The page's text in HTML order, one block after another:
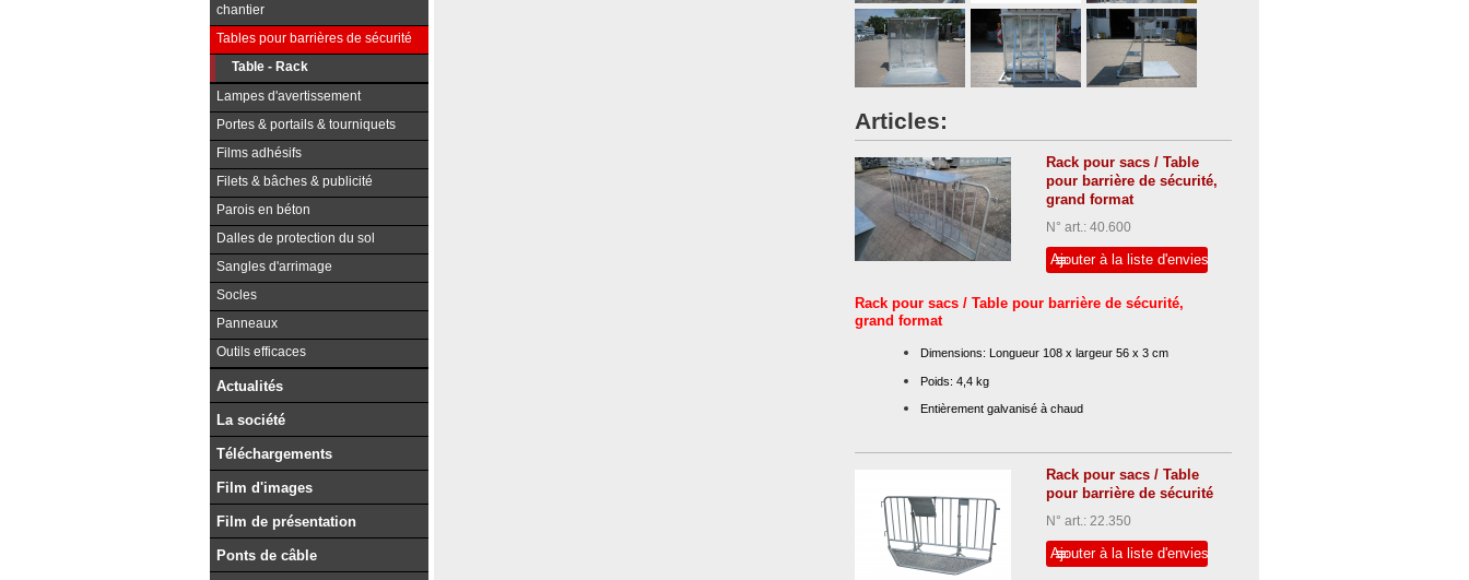
chantier
Tables pour barrières de sécurité
Table - Rack
Lampes d'avertissement
Portes & portails & tourniquets
Films adhésifs
Filets & bâches & publicité
Parois en béton
Dalles de protection du sol
Sangles d'arrimage
Socles
Panneaux
Outils efficaces
Actualités
La société
Téléchargements
Film d'images
Film de présentation
Ponts de câble
Articles:
Rack pour sacs / Table
pour barrière de sécurité,
grand format
N° art.: 40.600
Ajouter à la liste d'envies
Rack pour sacs / Table pour barrière de sécurité,
grand format
Dimensions: Longueur 108 x largeur 56 x 3 cm
Poids: 4,4 kg
Entièrement galvanisé à chaud
barrières en acier C2, des barrières de police C3 et des
systèmes de contrôle d'accès
Rack pour sacs / Table
pour barrière de sécurité
N° art.: 22.350
Ajouter à la liste d'envies